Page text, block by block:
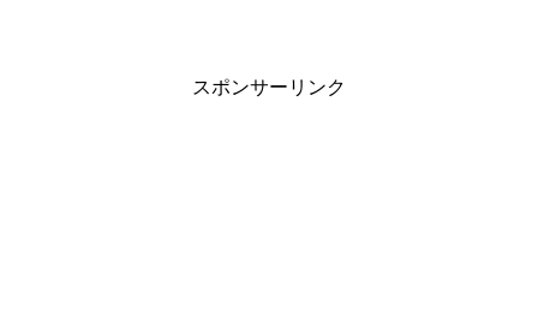
スポンサーリンク